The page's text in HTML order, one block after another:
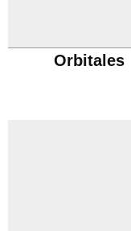
Orbitales